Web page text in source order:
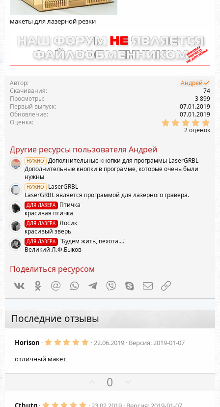
макеты для лазерной резки
Автор
Андрей
Скачивания
74
Просмотры
3 899
Первый выпуск
07.01.2019
Обновление
07.01.2019
Оценка
.
2 оценок
Другие ресурсы пользователя Андрей
НУЖНО
Дополнительные кнопки для программы LaserGRBL
Дополнительные кнопки в программе, которые очень были
нужны
НУЖНО
LaserGRBL
LaserGRBL является программой для лазерного гравера.
ДЛЯ ЛАЗЕРА
Птичка
красивая птичка
ДЛЯ ЛАЗЕРА
Лосик
красивый зверь
ДЛЯ ЛАЗЕРА
"Будем жить, пехота...."
Великий Л.Ф.Быков
Поделиться ресурсом
VkontakteOdnoklassniki
Mail.ru WhatsAppTelegramViber Skype Электронная почта
Последние отзывы
Horison 5
в
д
22.06.2019 Версия: 2019-01-07
отличный макет
о
з
0
е
г
5